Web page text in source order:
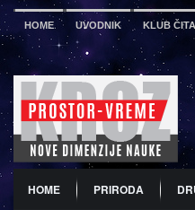
HOME UVODNIK KLUB
HOME PRIRODA